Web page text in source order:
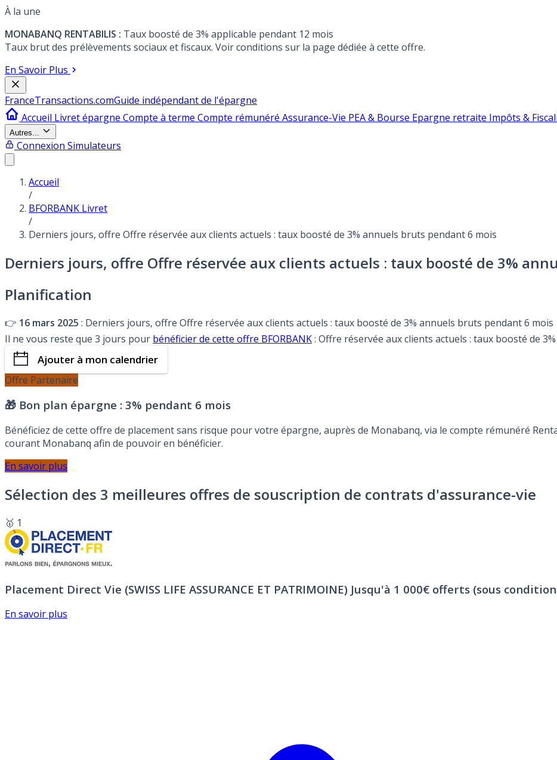
À la une
MONABANQ RENTABILIS : Taux boosté de 3% applicable pendant 12 mois
Taux brut des prélèvements sociaux et fiscaux. Voir conditions sur la page dédiée à cette offre.
En Savoir Plus
FranceTransactions.comGuide indépendant de l'épargne
Accueil Livret épargne Compte à terme Compte rémunéré Assurance-Vie PEA & Bourse Epargne retraite Impôts &
Autres...
Connexion Simulateurs
Accueil
/
BFORBANK Livret
/
Derniers jours, offre Offre réservée aux clients actuels : taux boosté de 3% annuels bruts pendant 6 mois
Derniers jours, offre Offre réservée aux clients actuels : taux boosté de 3%
Planification
👉 16 mars 2025 : Derniers jours, offre Offre réservée aux clients actuels : taux boosté de 3% annuels bruts pendant 6 mois
Il ne vous reste que 3 jours pour bénéficier de cette offre BFORBANK: Offre réservée aux clients actuels : taux boosté de
Ajouter à mon calendrier
Offre Partenaire
🎁 Bon plan épargne : 3% pendant 6 mois
Bénéficiez de cette offre de placement sans risque pour votre épargne, auprès de Monabanq, via le compte rémunéré
courant Monabanq afin de pouvoir en bénéficier.
En savoir plus
Sélection des 3 meilleures offres de souscription de contrats d'assurance-vie
🥇 1
Placement Direct Vie (SWISS LIFE ASSURANCE ET PATRIMOINE) Jusqu'à 1 000€ offerts (sous
En savoir plus